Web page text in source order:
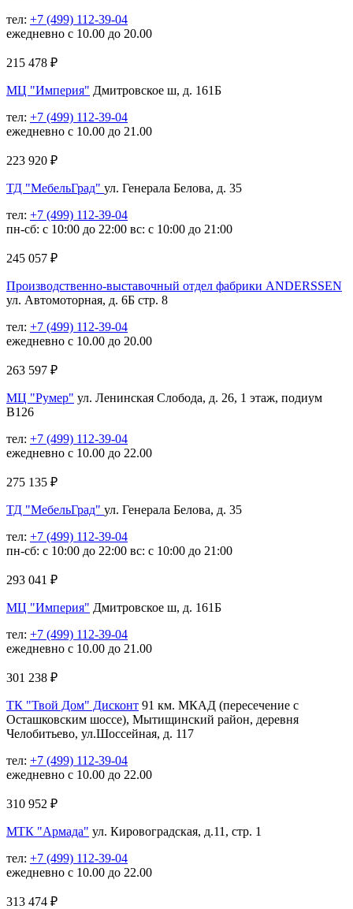
тел: +7 (499) 112-39-04
ежедневно с 10.00 до 20.00
215 478 ₽
МЦ "Империя" Дмитровское ш, д. 161Б
тел: +7 (499) 112-39-04
ежедневно с 10.00 до 21.00
223 920 ₽
ТД "МебельГрад" ул. Генерала Белова, д. 35
тел: +7 (499) 112-39-04
пн-сб: с 10:00 до 22:00 вс: с 10:00 до 21:00
245 057 ₽
Производственно-выставочный отдел фабрики ANDERSSEN
ул. Автомоторная, д. 6Б стр. 8
тел: +7 (499) 112-39-04
ежедневно с 10.00 до 20.00
263 597 ₽
МЦ "Румер" ул. Ленинская Слобода, д. 26, 1 этаж, подиум
В126
тел: +7 (499) 112-39-04
ежедневно с 10.00 до 22.00
275 135 ₽
ТД "МебельГрад" ул. Генерала Белова, д. 35
тел: +7 (499) 112-39-04
пн-сб: с 10:00 до 22:00 вс: с 10:00 до 21:00
293 041 ₽
МЦ "Империя" Дмитровское ш, д. 161Б
тел: +7 (499) 112-39-04
ежедневно с 10.00 до 21.00
301 238 ₽
ТК "Твой Дом" Дисконт 91 км. МКАД (пересечение с
Осташковским шоссе), Мытищинский район, деревня
Челобитьево, ул.Шоссейная, д. 117
тел: +7 (499) 112-39-04
ежедневно с 10.00 до 22.00
310 952 ₽
МТК "Армада" ул. Кировоградская, д.11, стр. 1
тел: +7 (499) 112-39-04
ежедневно с 10.00 до 22.00
313 474 ₽